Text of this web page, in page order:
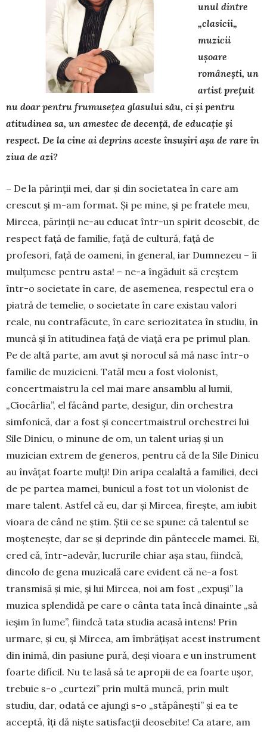
unul dintre
„clasicii„
muzicii
uşoare
româneşti, un
artist prețuit
nu doar pentru frumusețea glasului său, ci şi pentru
atitudinea sa, un amestec de decenţă, de educaţie şi
respect. De la cine ai deprins aceste însușiri așa de rare în
ziua de azi?
– De la părinţii mei, dar şi din societatea în care am
crescut şi m-am format. Şi pe mine, şi pe fratele meu,
Mircea, părinţii ne-au educat într-un spirit deosebit, de
respect faţă de familie, faţă de cultură, faţă de
profesori, faţă de oameni, în general, iar Dum­nezeu – îi
mulţumesc pentru asta! – ne-a în­gă­duit să creştem
într-o societate în care, de asemenea, respectul era o
piatră de temelie, o societate în care existau va­lori
reale, nu contrafăcute, în care serio­zitatea în studiu, în
muncă şi în atitudinea faţă de viaţă era pe primul plan.
Pe de altă parte, am avut şi norocul să mă nasc într-o
familie de mu­zicieni. Tatăl meu a fost violonist,
concertmaistru la cel mai mare an­samblu al lumii,
„Ciocârlia”, el făcând parte, desigur, din orchestra
simfonică, dar a fost şi concertmaistrul orchestrei lui
Sile Dinicu, o minune de om, un talent uriaş şi un
muzician extrem de generos, pentru că de la Sile Dinicu
au învăţat foarte mulţi! Din aripa cealaltă a familiei, deci
de pe partea mamei, bunicul a fost tot un vio­lonist de
mare talent. Astfel că eu, dar şi Mircea, fi­reşte, am iubit
vioara de când ne ştim. Ştii ce se spune: că talentul se
moşteneşte, dar se şi de­prinde din pântecele mamei. Ei,
cred că, într-ade­văr, lucrurile chiar aşa stau, fiindcă,
dincolo de gena muzicală care evident că ne-a fost
trans­misă şi mie, şi lui Mircea, noi am fost „ex­puşi” la
muzica splen­didă pe care o cânta tata încă dinainte „să
ieşim în lume”, fiindcă tata studia acasă intens! Prin
urmare, şi eu, şi Mircea, am îmbrăţişat acest instrument
din ini­mă, din pasiune pură, deşi vioara e un instru­ment
foarte dificil. Nu te lasă să te apropii de ea foarte uşor,
trebuie s-o „curtezi” prin multă muncă, prin mult
studiu, dar, odată ce ajungi s-o „stăpâneşti” și ea te
acceptă, îţi dă nişte sa­tisfacţii deosebite! Ca atare, am